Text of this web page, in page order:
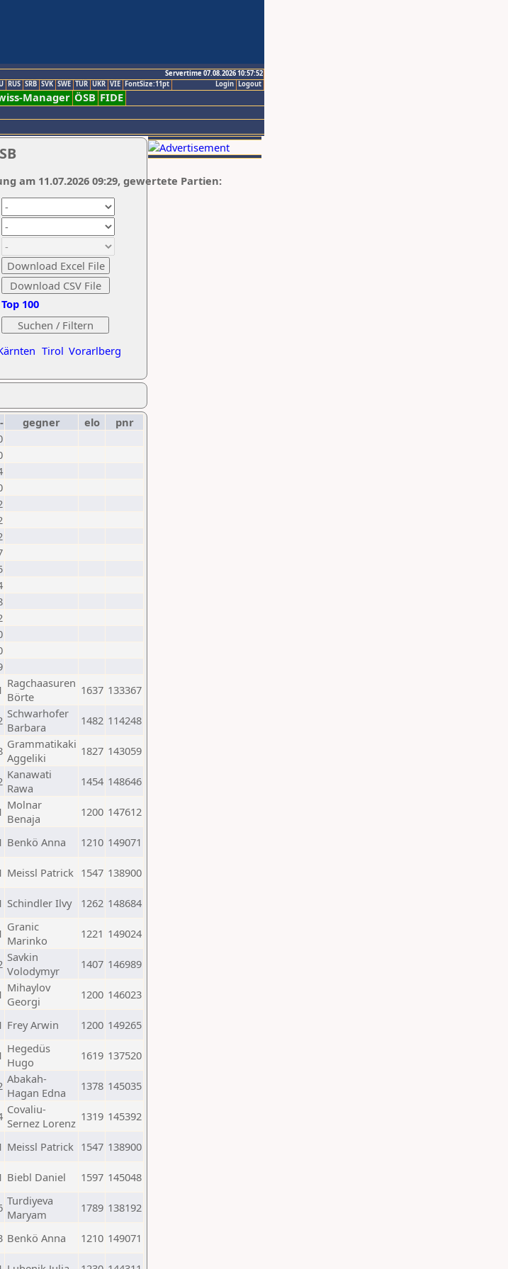
Servertime 07.08.2026 10:57:52
Logout
Login
RUS SRB SVK SWE TUR UKR VIE FontSize:11pt
Manager ÖSB FIDE
Tirol Vorarlberg
Top 100
am 11.07.2026 09:29, gewertete Partien:
gegner elo
pnr
Ragchaasuren
Börte
1637 133367
Schwarhofer
Barbara
1482 114248
Grammatikaki
Aggeliki
1827 143059
Kanawati
Rawa
1454 148646
Molnar
Benaja
1200 147612
Benkö Anna 1210 149071
Meissl Patrick 1547 138900
Schindler Ilvy 1262 148684
Granic
Marinko
1221 149024
Savkin
Volodymyr
1407 146989
Mihaylov
Georgi
1200 146023
Frey Arwin 1200 149265
Hegedüs
Hugo
1619 137520
Abakah-
Hagan Edna
1378 145035
Covaliu-
Sernez Lorenz 1319 145392
Meissl Patrick 1547 138900
Biebl Daniel 1597 145048
Turdiyeva
Maryam
1789 138192
Benkö Anna 1210 149071